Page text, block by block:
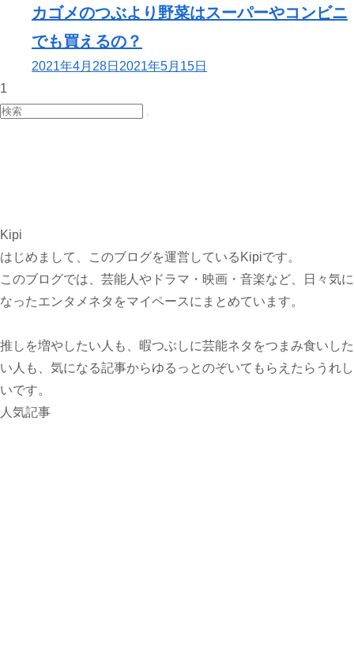
カゴメのつぶより野菜はスーパーやコンビニ
でも買えるの？
2021年4月28日 2021年5月15日
1
Kipi
はじめまして、このブログを運営しているKipiです。
このブログでは、芸能人やドラマ・映画・音楽など、日々気に
なったエンタメネタをマイペースにまとめています。
推しを増やしたい人も、暇つぶしに芸能ネタをつまみ食いした
い人も、気になる記事からゆるっとのぞいてもらえたらうれし
いです。
人気記事